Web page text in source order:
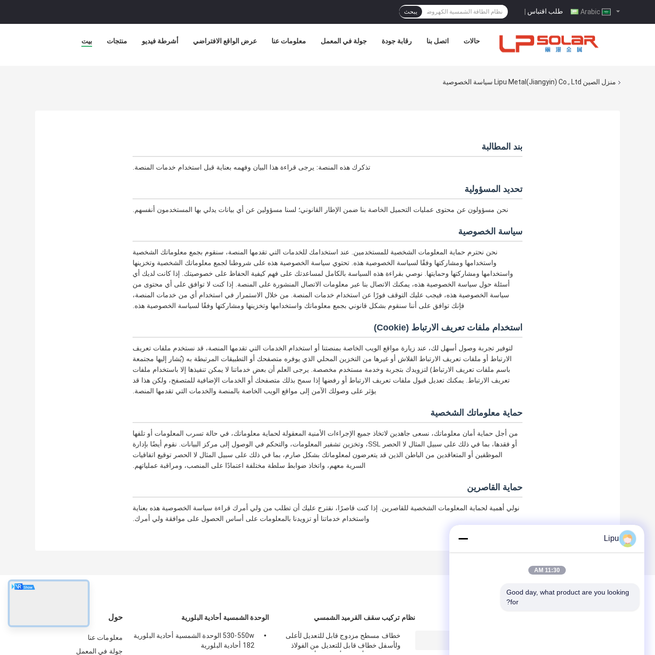
طلب اقتباس | يبحث
بيت منتجات أشرطة فيديو عرض الواقع الافتراضي معلومات عنا جولة في المعمل رقابة جودة اتصل بنا حالات
منزل الصين Lipu Metal(Jiangyin) Co., Ltd سياسة الخصوصية
بند المطالبة
تذكرك هذه المنصة: يرجى قراءة هذا البيان وفهمه بعناية قبل استخدام خدمات المنصة.
تحديد المسؤولية
نحن مسؤولون عن محتوى عمليات التحميل الخاصة بنا ضمن الإطار القانوني؛ لسنا مسؤولين عن أي بيانات يدلي بها المستخدمون أنفسهم.
سياسة الخصوصية
نحن نحترم حماية المعلومات الشخصية للمستخدمين. عند استخدامك للخدمات التي تقدمها المنصة، سنقوم بجمع معلوماتك الشخصية
واستخدامها ومشاركتها وفقًا لسياسة الخصوصية هذه. تحتوي سياسة الخصوصية هذه على شروطنا لجمع معلوماتك الشخصية وتخزينها
واستخدامها ومشاركتها وحمايتها. نوصي بقراءة هذه السياسة بالكامل لمساعدتك على فهم كيفية الحفاظ على خصوصيتك. إذا كانت لديك أي
أسئلة حول سياسة الخصوصية هذه، يمكنك الاتصال بنا عبر معلومات الاتصال المنشورة على المنصة. إذا كنت لا توافق على أي محتوى من
سياسة الخصوصية هذه، فيجب عليك التوقف فورًا عن استخدام خدمات المنصة. من خلال الاستمرار في استخدام أي من خدمات المنصة،
فإنك توافق على أننا سنقوم بشكل قانوني بجمع معلوماتك واستخدامها وتخزينها ومشاركتها وفقًا لسياسة الخصوصية هذه.
استخدام ملفات تعريف الارتباط (Cookie)
لتوفير تجربة وصول أسهل لك، عند زيارة مواقع الويب الخاصة بمنصتنا أو استخدام الخدمات التي تقدمها المنصة، قد نستخدم ملفات تعريف
الارتباط أو ملفات تعريف الارتباط الفلاش أو غيرها من التخزين المحلي الذي يوفره متصفحك أو التطبيقات المرتبطة به (يُشار إليها مجتمعة
باسم ملفات تعريف الارتباط) لتزويدك بتجربة وخدمة مستخدم مخصصة. يرجى العلم أن بعض خدماتنا لا يمكن تنفيذها إلا باستخدام ملفات
تعريف الارتباط. يمكنك تعديل قبول ملفات تعريف الارتباط أو رفضها إذا سمح بذلك متصفحك أو الخدمات الإضافية للمتصفح، ولكن هذا قد
يؤثر على وصولك الآمن إلى مواقع الويب الخاصة بالمنصة والخدمات التي تقدمها المنصة.
حماية معلوماتك الشخصية
من أجل حماية أمان معلوماتك، نسعى جاهدين لاتخاذ جميع الإجراءات الأمنية المعقولة لحماية معلوماتك، في حالة تسرب المعلومات أو تلفها
أو فقدها، بما في ذلك على سبيل المثال لا الحصر SSL، وتخزين تشفير المعلومات، والتحكم في الوصول إلى مركز البيانات. نقوم أيضًا بإدارة
الموظفين أو المتعاقدين من الباطن الذين قد يتعرضون لمعلوماتك بشكل صارم، بما في ذلك على سبيل المثال لا الحصر توقيع اتفاقيات
السرية معهم، واتخاذ ضوابط سلطة مختلفة اعتمادًا على المنصب، ومراقبة عملياتهم.
حماية القاصرين
نولي أهمية لحماية المعلومات الشخصية للقاصرين. إذا كنت قاصرًا، نقترح عليك أن تطلب من ولي أمرك قراءة سياسة الخصوصية هذه بعناية
واستخدام خدماتنا أو تزويدنا بالمعلومات على أساس الحصول على موافقة ولي أمرك.
حول
معلومات عنا
جولة في المعمل
الوحدة الشمسية أحادية البلورية
530-550w الوحدة الشمسية أحادية البلورية
182 أحادية البلورية
نظام تركيب سقف القرميد الشمسي
خطاف مسطح مزدوج قابل للتعديل لأعلى
ولأسفل خطاف قابل للتعديل من الفولاذ
Lipu
11:30 AM
Good day, what product are you looking
for?